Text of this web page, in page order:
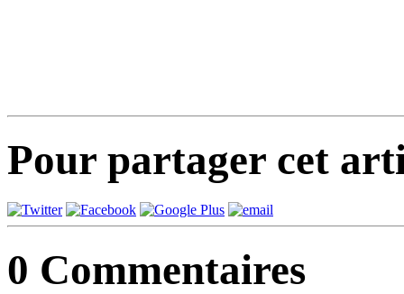
Pour partager cet
0 Commentaires